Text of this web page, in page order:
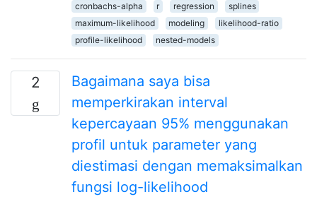
cronbachs-alpha
r regression
splines
maximum-likelihood
modeling
likelihood-ratio
profile-likelihood
nested-models
2
Bagaimana saya bisa
memperkirakan interval
kepercayaan 95% menggunakan
profil untuk parameter yang
diestimasi dengan memaksimalkan
fungsi log-likelihood